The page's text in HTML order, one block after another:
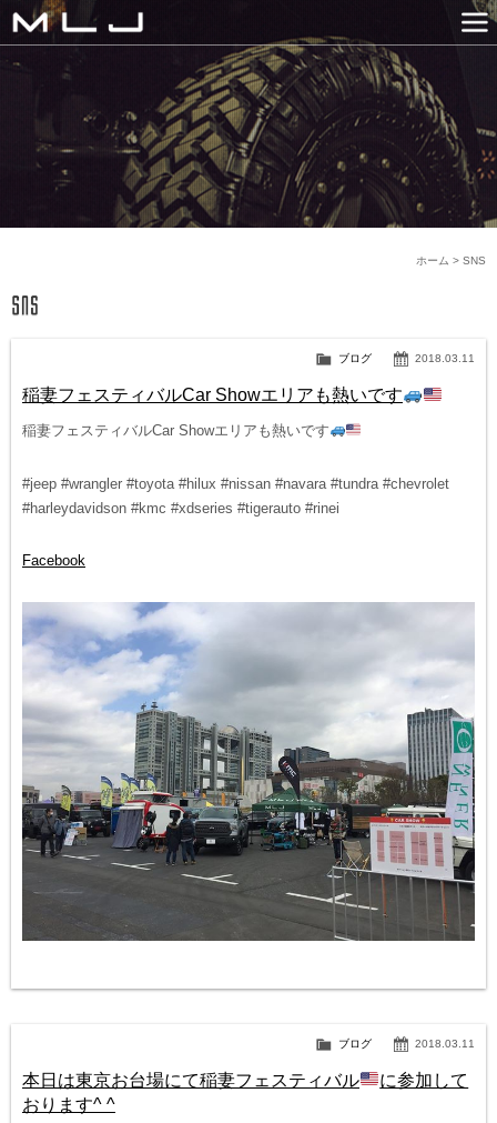
MLJ / Lexani(レクサーニ
GALLERY
SNS
NEWS
COMPANY
HISTORY
CONTACT US
LINK
SNS
ホーム >
2018.03.11
ブログ
稲妻フェスティバルCar Showエリアも熱いです
稲妻フェスティバルCar Showエリアも熱いです
#jeep #wrangler #toyota #hilux #nissan #navara #tundra #chevrolet
#harleydavidson #kmc #xdseries #tigerauto #rinei
Facebook
2018.03.11
ブログ
本日は東京お台場にて稲妻フェスティバル
に参加して
おります^ ^